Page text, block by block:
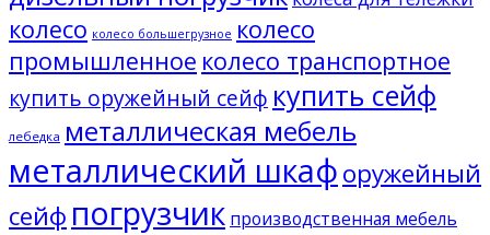
колесо колесо большегрузное колесо
промышленное колесо транспортное
купить оружейный сейф купить сейф
лебедка металлическая мебель
металлический шкафоружейный
сейф погрузчик производственная мебель